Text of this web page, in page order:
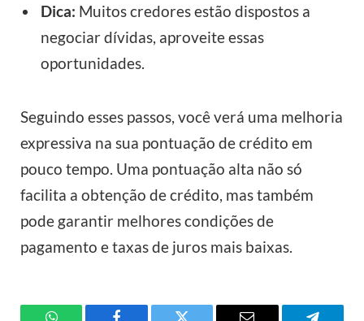
Dica: Muitos credores estão dispostos a
negociar dívidas, aproveite essas
oportunidades.
Seguindo esses passos, você verá uma melhoria
expressiva na sua pontuação de crédito em
pouco tempo. Uma pontuação alta não só
facilita a obtenção de crédito, mas também
pode garantir melhores condições de
pagamento e taxas de juros mais baixas.